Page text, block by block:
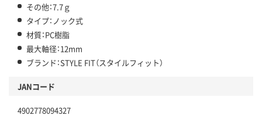
その他：7.7ｇ
タイプ：ノック式
材質：PC樹脂
最大軸径：12mm
ブランド：STYLE FIT（スタイルフィット）
JANコード
4902778094327